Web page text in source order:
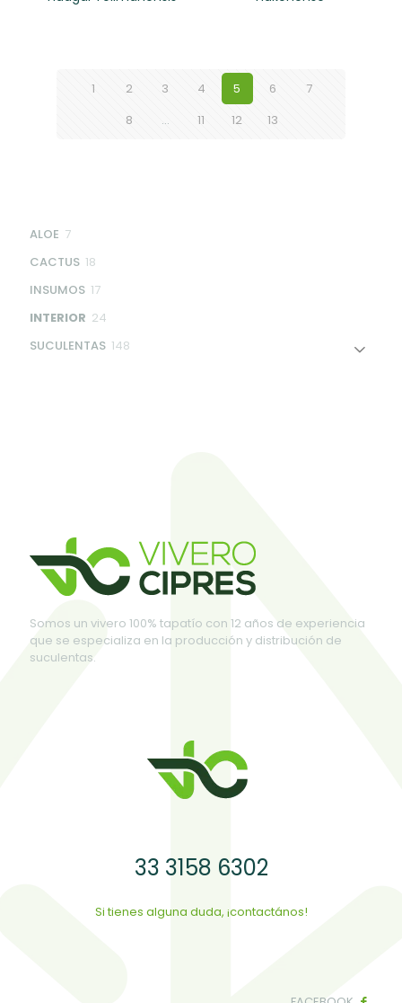
1 2 3 4 5 6
7
8
… 11 12 13
ALOE 77
CACTUS 18
INSUMOS 1717
INTERIOR 24
SUCULENTAS 148
Somos un vivero 100% tapatío con 12 años de experiencia
que se especializa en la producción y distribución de
suculentas.
33 3158 6302
Si tienes alguna duda, ¡contactános!